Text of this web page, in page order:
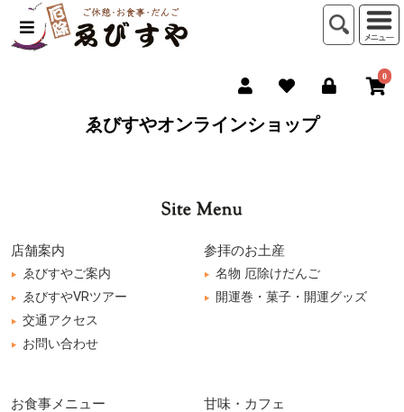
0
ゑびすやオンラインショップ
店舗案内
ゑびすやご案内
ゑびすやVRツアー
交通アクセス
お問い合わせ
参拝のお土産
名物 厄除けだんご
開運巻・菓子・開運グッズ
お食事メニュー
甘味・カフェ